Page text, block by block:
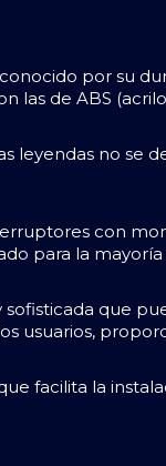
por su
las de ABS
leyendas no se
con
para la
que
usuarios,
facilita la